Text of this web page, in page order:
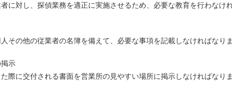
に対し、探偵業務を適正に実施させるため、必要な教育を行わなけ
その他の従業者の名簿を備えて、必要な事項を記載しなければなりま
示
際に交付される書面を営業所の見やすい場所に掲示しなければなりま